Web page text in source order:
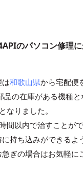
のパソコン修理
和歌山県から宅配便
品の在庫がある機種
なりました。
間以内で治すことが
持ち込みができるよ
ぎの場合はお気軽に